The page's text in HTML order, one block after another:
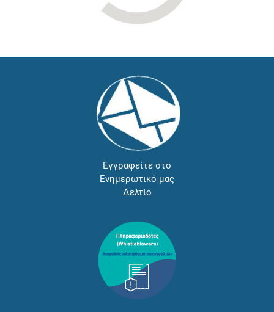
Εγγραφείτε στο
Ενημερωτικό μας
Δελτίο